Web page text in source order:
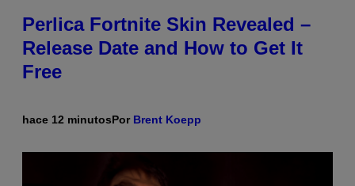
Perlica Fortnite Skin Revealed –
Release Date and How to Get It
Free
hace 12 minutosPor Brent Koepp